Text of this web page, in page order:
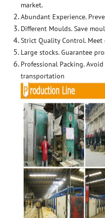
market.
Abundant Experience.
Different Moulds. Save
Strict Quality Control.
Large stocks. Guarantee
Professional Packing.
transportation